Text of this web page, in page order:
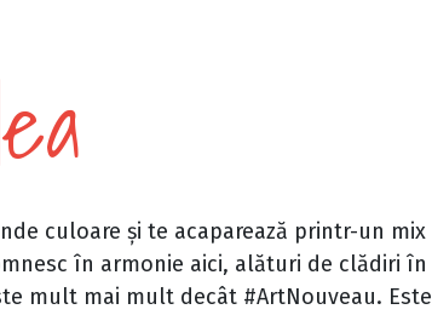
culoare și te acaparează printr-un mix
în armonie aici, alături de clădiri în
mult mai mult decât #ArtNouveau. Este